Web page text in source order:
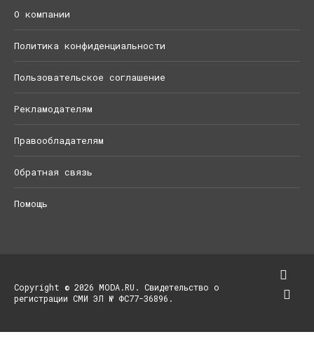
О компании
Политика конфиденциальности
Пользовательское соглашение
Рекламодателям
Правообладателям
Обратная связь
Помощь
Copyright © 2026 MODA.RU. Свидетельство о
регистрации СМИ ЭЛ № ФС77-36896.